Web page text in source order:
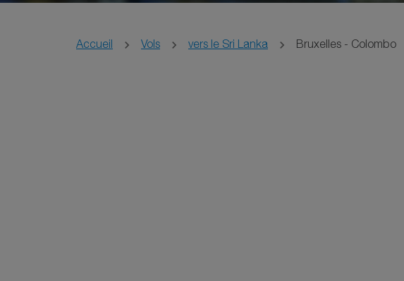
Accueil Vols vers le Sri Lanka Bruxelles - Colombo